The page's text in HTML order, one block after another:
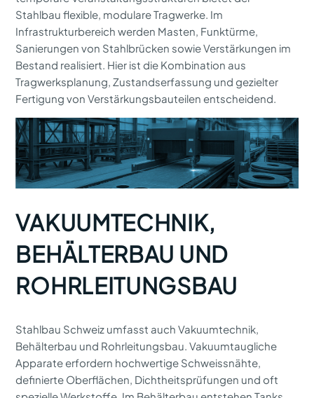
Stahlbau flexible, modulare Tragwerke. Im
Infrastrukturbereich werden Masten, Funktürme,
Sanierungen von Stahlbrücken sowie Verstärkungen im
Bestand realisiert. Hier ist die Kombination aus
Tragwerksplanung, Zustandserfassung und gezielter
Fertigung von Verstärkungsbauteilen entscheidend.
VAKUUMTECHNIK,
BEHÄLTERBAU UND
ROHRLEITUNGSBAU
Stahlbau Schweiz umfasst auch Vakuumtechnik,
Behälterbau und Rohrleitungsbau. Vakuumtaugliche
Apparate erfordern hochwertige Schweissnähte,
definierte Oberflächen, Dichtheitsprüfungen und oft